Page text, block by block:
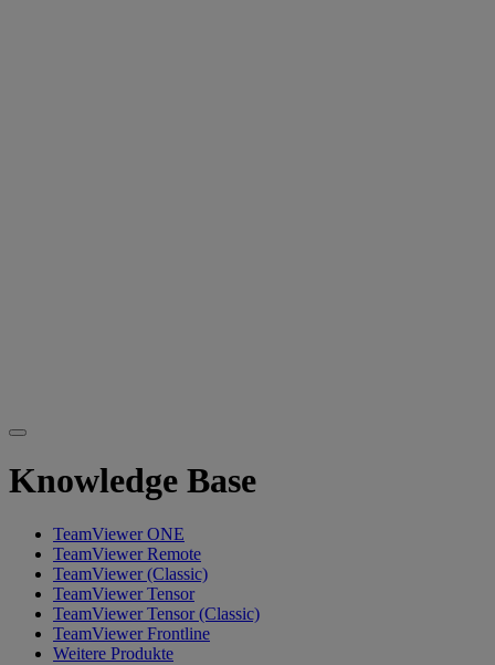
Knowledge Base
TeamViewer ONE
TeamViewer Remote
TeamViewer (Classic)
TeamViewer Tensor
TeamViewer Tensor (Classic)
TeamViewer Frontline
Weitere Produkte